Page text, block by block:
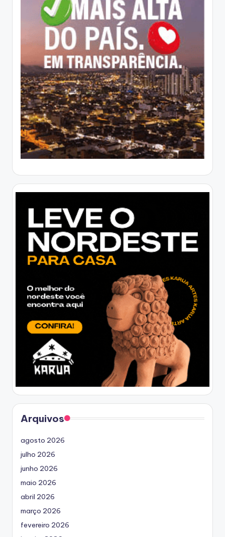
Arquivos
agosto 2026
julho 2026
junho 2026
maio 2026
abril 2026
março 2026
fevereiro 2026